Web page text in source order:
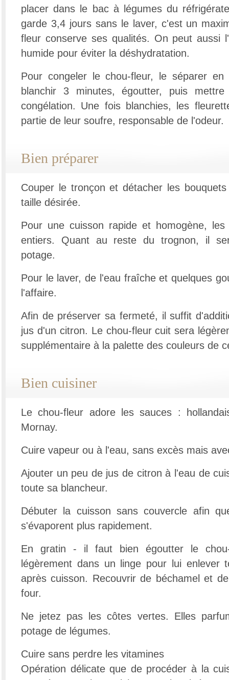
placer dans le bac à légumes du
garde 3,4 jours sans le laver, c'est un
fleur conserve ses qualités. On peut aussi
humide pour éviter la déshydratation.
Pour congeler le chou-fleur, le séparer en
blanchir 3 minutes, égoutter, puis
congélation. Une fois blanchies, les
partie de leur soufre, responsable de l'odeur.
Bien préparer
Couper le tronçon et détacher les
taille désirée.
Pour une cuisson rapide et homogène,
entiers. Quant au reste du trognon, il
potage.
Pour le laver, de l'eau fraîche et quelques
l'affaire.
Afin de préserver sa fermeté, il suffit
jus d'un citron. Le chou-fleur cuit sera
supplémentaire à la palette des couleurs de
Bien cuisiner
Le chou-fleur adore les sauces :
Mornay.
Cuire vapeur ou à l'eau, sans excès mais
Ajouter un peu de jus de citron à l'eau de
toute sa blancheur.
Débuter la cuisson sans couvercle afin
s'évaporent plus rapidement.
En gratin - il faut bien égoutter le
légèrement dans un linge pour lui enlever
après cuisson. Recouvrir de béchamel et
four.
Ne jetez pas les côtes vertes. Elles
potage de légumes.
Cuire sans perdre les vitamines
Opération délicate que de procéder à la